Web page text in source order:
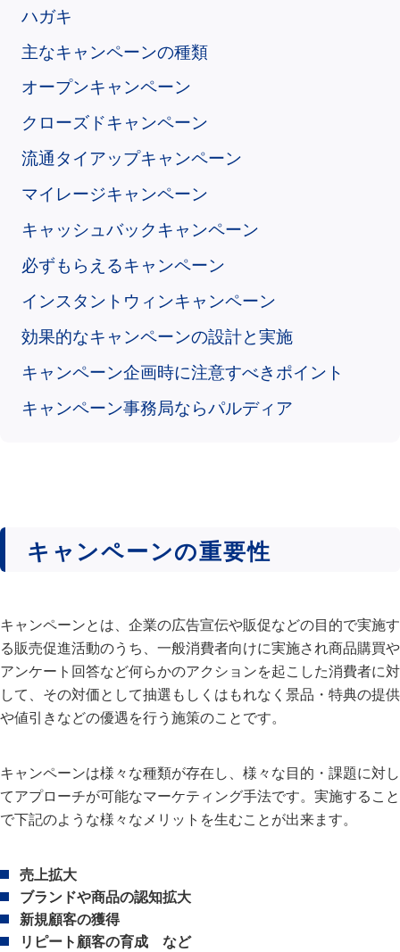
ハガキ
主なキャンペーンの種類
オープンキャンペーン
クローズドキャンペーン
流通タイアップキャンペーン
マイレージキャンペーン
キャッシュバックキャンペーン
必ずもらえるキャンペーン
インスタントウィンキャンペーン
効果的なキャンペーンの設計と実施
キャンペーン企画時に注意すべきポイント
キャンペーン事務局ならパルディア
キャンペーンの重要性
キャンペーンとは、企業の広告宣伝や販促などの目的で実施す
る販売促進活動のうち、一般消費者向けに実施され商品購買や
アンケート回答など何らかのアクションを起こした消費者に対
して、その対価として抽選もしくはもれなく景品・特典の提供
や値引きなどの優遇を行う施策のことです。
キャンペーンは様々な種類が存在し、様々な目的・課題に対し
てアプローチが可能なマーケティング手法です。実施すること
で下記のような様々なメリットを生むことが出来ます。
売上拡大
ブランドや商品の認知拡大
新規顧客の獲得
リピート顧客の育成 など